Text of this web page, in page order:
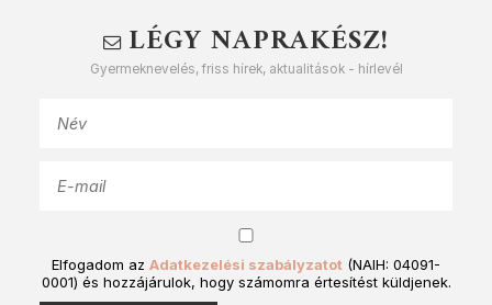
LÉGY NAPRAKÉSZ!
Gyermeknevelés, friss hírek, aktualitások - hírlevél
Elfogadom az Adatkezelési szabályzatot (NAIH: 04091-
0001) és hozzájárulok, hogy számomra értesítést küldjenek.